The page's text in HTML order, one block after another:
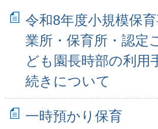
令和8年度小規模保
業所・保育所・認定
ども園長時部の利用
続きについて
一時預かり保育